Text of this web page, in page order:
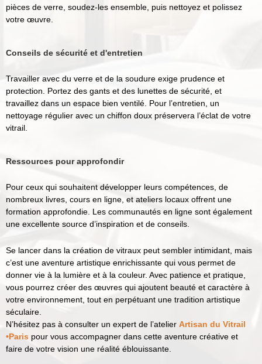
pièces de verre, soudez-les ensemble, puis nettoyez et polissez
votre œuvre.
Conseils de sécurité et d'entretien
Travailler avec du verre et de la soudure exige prudence et
protection. Portez des gants et des lunettes de sécurité, et
travaillez dans un espace bien ventilé. Pour l’entretien, un
nettoyage régulier avec un chiffon doux préservera l’éclat de votre
vitrail.
Ressources pour approfondir
Pour ceux qui souhaitent développer leurs compétences, de
nombreux livres, cours en ligne, et ateliers locaux offrent une
formation approfondie. Les communautés en ligne sont également
une excellente source d’inspiration et de conseils.
Se lancer dans la création de vitraux peut sembler intimidant, mais
c’est une aventure artistique enrichissante qui vous permet de
donner vie à la lumière et à la couleur. Avec patience et pratique,
vous pourrez créer des œuvres qui ajoutent beauté et caractère à
votre environnement, tout en perpétuant une tradition artistique
séculaire.
N’hésitez pas à consulter un expert de l’atelier Artisan du Vitrail
•Paris pour vous accompagner dans cette aventure créative et
faire de votre vision une réalité éblouissante.